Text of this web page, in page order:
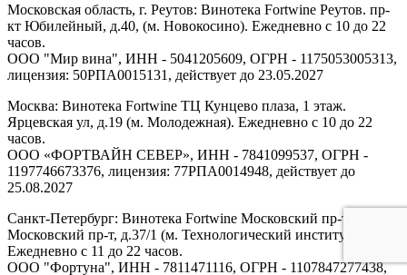
Московская область, г. Реутов: Винотека Fortwine Реутов. пр-
кт Юбилейный, д.40, (м. Новокосино). Ежедневно с 10 до 22
часов.
ООО "Мир вина", ИНН - 5041205609, ОГРН - 1175053005313,
лицензия: 50РПА0015131, действует до 23.05.2027
Москва: Винотека Fortwine ТЦ Кунцево плаза, 1 этаж.
Ярцевская ул, д.19 (м. Молодежная). Ежедневно с 10 до 22
часов.
ООО «ФОРТВАЙН СЕВЕР», ИНН - 7841099537, ОГРН -
1197746673376, лицензия: 77РПА0014948, действует до
25.08.2027
Санкт-Петербург: Винотека Fortwine Московский пр-т.
Московский пр-т, д.37/1 (м. Технологический институт).
Ежедневно с 11 до 22 часов.
ООО "Фортуна", ИНН - 7811471116, ОГРН - 1107847277438,